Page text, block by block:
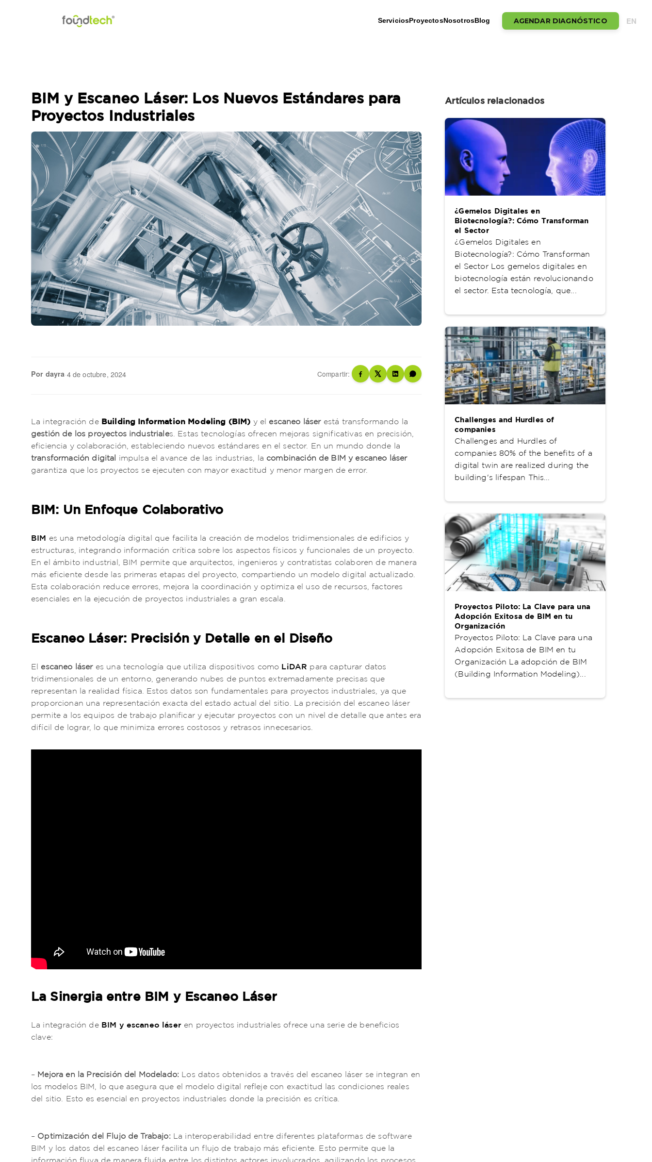
Servicios ProyectosNosotrosBlog AGENDAR DIAGNÓSTICO EN
BIM y Escaneo Láser: Los Nuevos Estándares para
Proyectos Industriales
Por dayra·4 de octubre, 2024 Compartir:
La integración de Building Information Modeling (BIM) y el escaneo láserestá transformando la
gestión de los proyectos industriales. Estas tecnologías ofrecen mejoras significativas en precisión,
eficiencia y colaboración, estableciendo nuevos estándares en el sector. En un mundo donde la
transformación digital impulsa el avance de las industrias, la combinación de BIM y escaneo láser
garantiza que los proyectos se ejecuten con mayor exactitud y menor margen de error.
BIM: Un Enfoque Colaborativo
BIM es una metodología digital que facilita la creación de modelos tridimensionales de edificios y
estructuras, integrando información crítica sobre los aspectos físicos y funcionales de un proyecto.
En el ámbito industrial, BIM permite que arquitectos, ingenieros y contratistas colaboren de manera
más eficiente desde las primeras etapas del proyecto, compartiendo un modelo digital actualizado.
Esta colaboración reduce errores, mejora la coordinación y optimiza el uso de recursos, factores
esenciales en la ejecución de proyectos industriales a gran escala.
Escaneo Láser: Precisión y Detalle en el Diseño
El escaneo láseres una tecnología que utiliza dispositivos como LiDAR para capturar datos
tridimensionales de un entorno, generando nubes de puntos extremadamente precisas que
representan la realidad física. Estos datos son fundamentales para proyectos industriales, ya que
proporcionan una representación exacta del estado actual del sitio. La precisión del escaneo láser
permite a los equipos de trabajo planificar y ejecutar proyectos con un nivel de detalle que antes era
difícil de lograr, lo que minimiza errores costosos y retrasos innecesarios.
La Sinergia entre BIM y Escaneo Láser
La integración de BIM y escaneo láseren proyectos industriales ofrece una serie de beneficios
clave:
Mejora en la Precisión del Modelado: Los datos obtenidos a través del escaneo láser se integran en
los modelos BIM, lo que asegura que el modelo digital refleje con exactitud las condiciones reales
del sitio. Esto es esencial en proyectos industriales donde la precisión es crítica.
Optimización del Flujo de Trabajo: La interoperabilidad entre diferentes plataformas de software
BIM y los datos del escaneo láser facilita un flujo de trabajo más eficiente. Esto permite que la
información fluya de manera fluida entre los distintos actores involucrados, agilizando los procesos
Artículos relacionados
¿Gemelos Digitales en
Biotecnología?: Cómo Transforman
el Sector
¿Gemelos Digitales en
Biotecnología?: Cómo Transforman
el Sector Los gemelos digitales en
biotecnología están revolucionando
el sector. Esta tecnología, que...
Challenges and Hurdles of
companies
Challenges and Hurdles of
companies 80% of the benefits of a
digital twin are realized during the
building's lifespan This...
Proyectos Piloto: La Clave para una
Adopción Exitosa de BIM en tu
Organización
Proyectos Piloto: La Clave para una
Adopción Exitosa de BIM en tu
Organización La adopción de BIM
(Building Information Modeling)...